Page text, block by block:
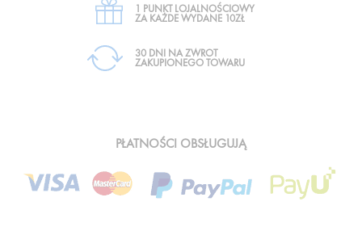
1 PUNKT LOJALNOŚCIOWY
ZA KAŻDE WYDANE 10ZŁ
30 DNI NA ZWROT
ZAKUPIONEGO TOWARU
PŁATNOŚCI OBSŁUGUJĄ